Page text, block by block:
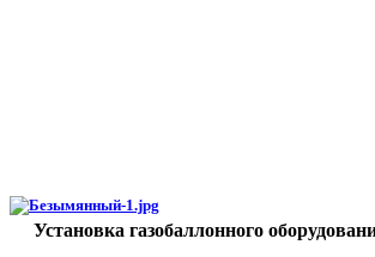
Установка газобаллонного